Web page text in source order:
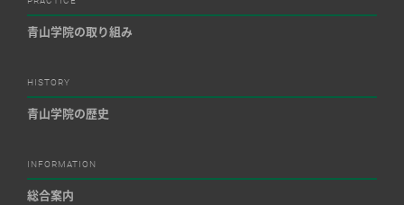
青山学院の取り組み
HISTORY
青山学院の歴史
INFORMATION
総合案内